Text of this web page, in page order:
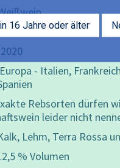
- Italien,
Rebsorten dürfen
leider nicht
Lehm, Terra Rossa
% Volumen
16 Jahre oder älter